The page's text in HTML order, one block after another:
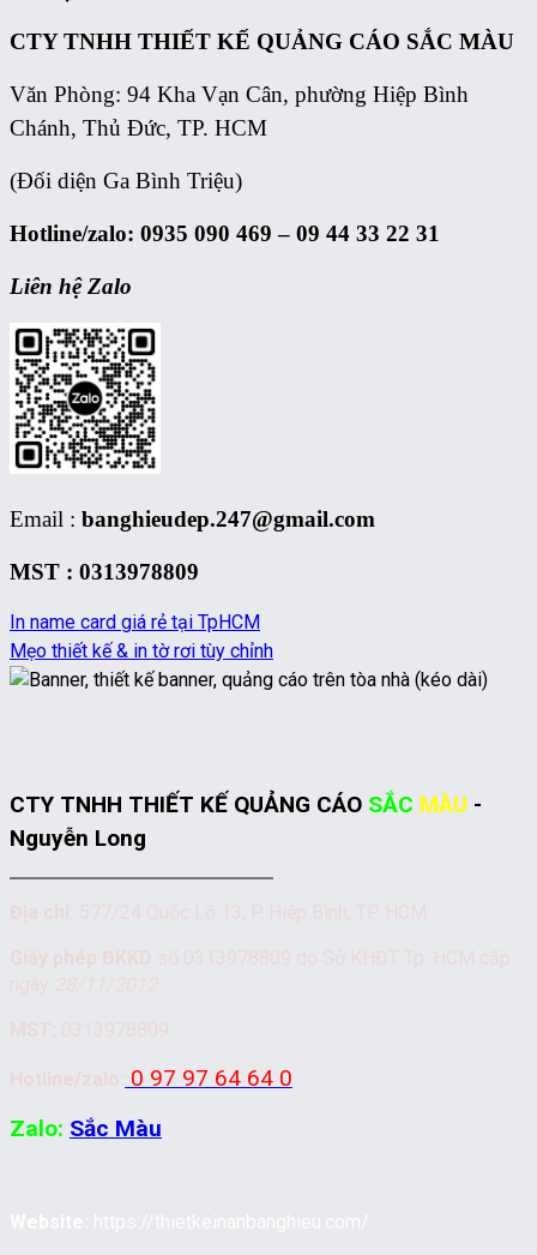
CTY TNHH THIẾT KẾ QUẢNG CÁO SẮC MÀU
Văn Phòng: 94 Kha Vạn Cân, phường Hiệp Bình
Chánh, Thủ Đức, TP. HCM
(Đối diện Ga Bình Triệu)
Hotline/zalo: 0935 090 469 – 09 44 33 22 31
Liên hệ Zalo
Email : banghieudep.247@gmail.com
MST : 0313978809
In name card giá rẻ tại TpHCM
Mẹo thiết kế & in tờ rơi tùy chỉnh
CTY TNHH THIẾT KẾ QUẢNG CÁO SẮC MÀU -
Nguyễn Long
0 97 97 64 64 0
Zalo: Sắc Màu